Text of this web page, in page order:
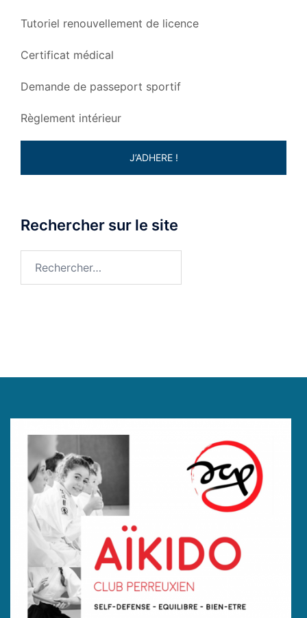
Tutoriel renouvellement de licence
Certificat médical
Demande de passeport sportif
Règlement intérieur
J’ADHERE !
Rechercher sur le site